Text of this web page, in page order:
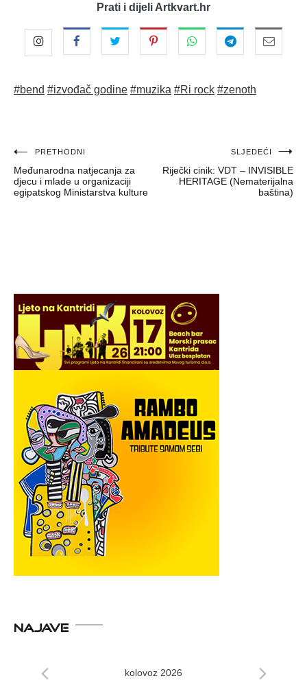
Prati i dijeli Artkvart.hr
#bend #izvođač godine #muzika #Ri rock #zenoth
Navigacija
objava
PRETHODNI
Međunarodna natjecanja za
djecu i mlade u organizaciji
egipatskog Ministarstva kulture
SLJEDEĆI
Riječki cinik: VDT – INVISIBLE
HERITAGE (Nematerijalna
baština)
NAJAVE
kolovoz 2026